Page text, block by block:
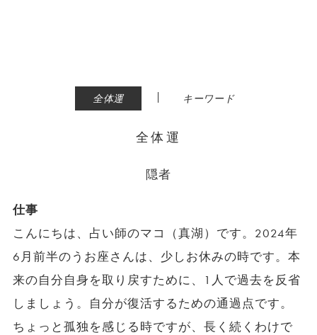
全体運 | キーワード
全体運
隠者
仕事
こんにちは、占い師のマコ（真湖）です。2024年
6月前半のうお座さんは、少しお休みの時です。本
来の自分自身を取り戻すために、1人で過去を反省
しましょう。自分が復活するための通過点です。
ちょっと孤独を感じる時ですが、長く続くわけで